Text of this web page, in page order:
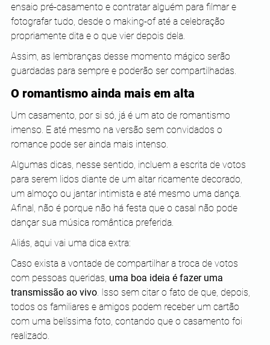
ensaio pré-casamento e contratar alguém para filmar e
fotografar tudo, desde o making-of até a celebração
propriamente dita e o que vier depois dela.
Assim, as lembranças desse momento mágico serão
guardadas para sempre e poderão ser compartilhadas.
O romantismo ainda mais em alta
Um casamento, por si só, já é um ato de romantismo
imenso. E até mesmo na versão sem convidados o
romance pode ser ainda mais intenso.
Algumas dicas, nesse sentido, incluem a escrita de votos
para serem lidos diante de um altar ricamente decorado,
um almoço ou jantar intimista e até mesmo uma dança.
Afinal, não é porque não há festa que o casal não pode
dançar sua música romântica preferida.
Aliás, aqui vai uma dica extra:
Caso exista a vontade de compartilhar a troca de votos
com pessoas queridas, uma boa ideia é fazer uma
transmissão ao vivo . Isso sem citar o fato de que, depois,
todos os familiares e amigos podem receber um cartão
com uma belíssima foto, contando que o casamento foi
realizado.